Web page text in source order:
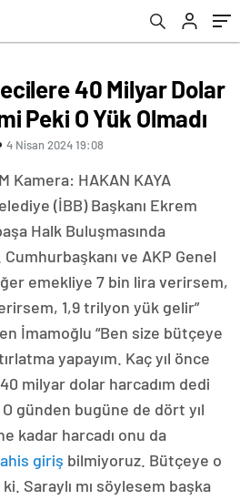
40 Milyar Dolar
Peki O Yük Olmadı
4 Nisan 2024 19:08
Kamera: HAKAN KAYA
(İBB) Başkanı Ekrem
Halk Buluşmasında
ve AKP Genel
emekliye 7 bin lira verirsem,
1,9 trilyon yük gelir”
İmamoğlu “Ben size bütçeye
yapayım. Kaç yıl önce
milyar dolar harcadım dedi
günden bugüne de dört yıl
kadar harcadı onu da
giriş bilmiyoruz. Bütçeye o
Saraylı mı söylesem başka